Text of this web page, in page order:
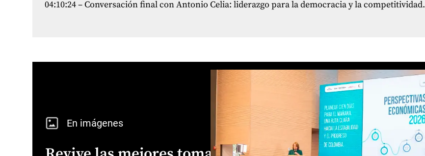
04:10:24 – Conversación final con Antonio Celia: liderazgo para la democracia y la competitividad.
En imágenes